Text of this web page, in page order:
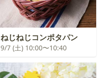
ねじねじコンポタパン
9/7 (土) 10:00〜10:40